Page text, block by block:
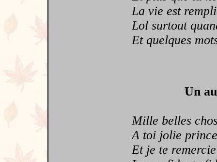
La vie est
Lol surtout
Et quelques
Un
Mille belles
A toi jolie
Et je te remercie